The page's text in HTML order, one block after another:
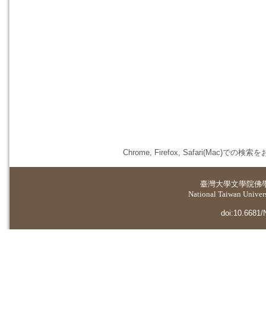
Chrome, Firefox, Safari(Mac)での検索を
臺灣大學文學院佛
National Taiwan
doi:10.6681/